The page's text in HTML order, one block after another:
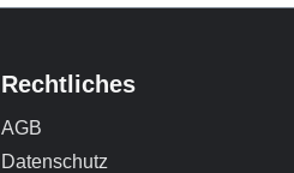
Rechtliches
AGB
Datenschutz